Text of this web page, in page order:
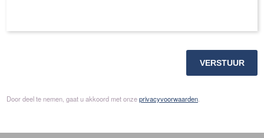
VERSTUUR
Door deel te nemen, gaat u akkoord met onzeprivacyvoorwaarden.